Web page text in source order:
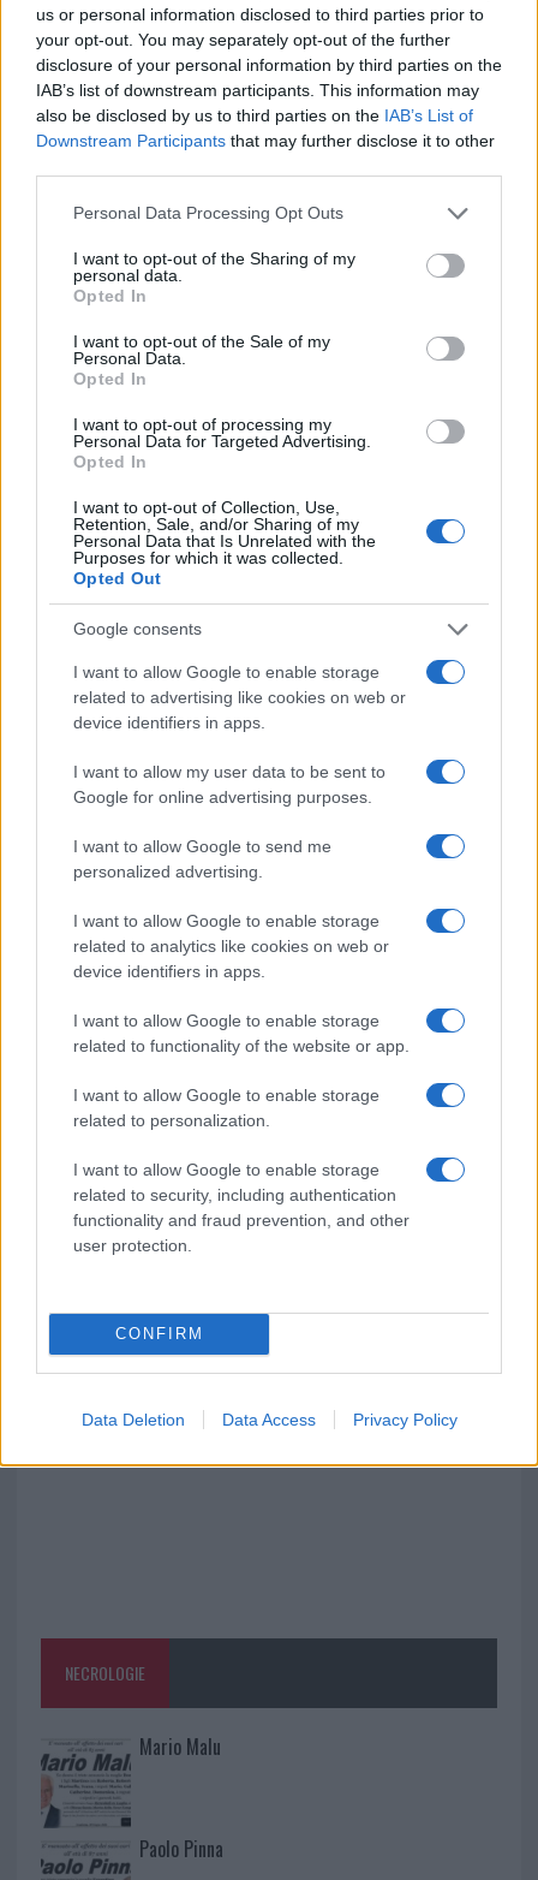
us or personal information disclosed to third parties prior to
your opt-out. You may separately opt-out of the further
disclosure of your personal information by third parties on the
IAB’s list of downstream participants. This information may
also be disclosed by us to third parties on the IAB’s List of
Downstream Participants that may further disclose it to other
Please note that this website/app uses one or more Google
not limited to your visit or usage behaviour. You may click to
grant or deny consent to Google and its third-party tags to
use your data for below specified purposes in below Google
consent section.
Personal Data Processing Opt Outs
I want to opt-out of the Sharing of my
personal data.
Opted In
I want to opt-out of the Sale of my
Personal Data.
Opted In
I want to opt-out of processing my
Personal Data for Targeted Advertising.
Opted In
I want to opt-out of Collection, Use,
Retention, Sale, and/or Sharing of my
Personal Data that Is Unrelated with the
Purposes for which it was collected.
Opted Out
Google consents
I want to allow Google to enable storage
related to advertising like cookies on web or
device identifiers in apps.
I want to allow my user data to be sent to
Google for online advertising purposes.
I want to allow Google to send me
personalized advertising.
I want to allow Google to enable storage
related to analytics like cookies on web or
device identifiers in apps.
I want to allow Google to enable storage
related to functionality of the website or app.
I want to allow Google to enable storage
related to personalization.
I want to allow Google to enable storage
related to security, including authentication
functionality and fraud prevention, and other
user protection.
CONFIRM
Data Deletion Data Access Privacy Policy
Notizie in tempo reale?
Entra nel canale telegram di
GalluraOggi.it
Ricevi le nostre ultime news
Condividi l'articolo
F
a
ce
b
o
o
k
T
w
it
te
r
Pi
te
re
st
W
at
s
A
p
S
a
re
Articolo precedente
Prossimo articolo
Sangue, musica e solidarietà con Avis Olbia al
Salmo finisce in ospedale a Catania, ma il tour
va avanti: “Sicilia, ci sono”
Jovanotti, Gabry Ponte e Alfa: Olbia ombelico del
mondo per una notte
Giorgia Meloni a La Maddalena, la vicesindaco:
“Orgoglio e discrezione per visita privata̶…
Incendio nella notte a Olbia, a fuoco due furgoni
A fuoco un deposito con bombole, intervento dei
vigili del fuoco a Rudalza
NECROLOGIE
Mario Malu
Paolo Pinna